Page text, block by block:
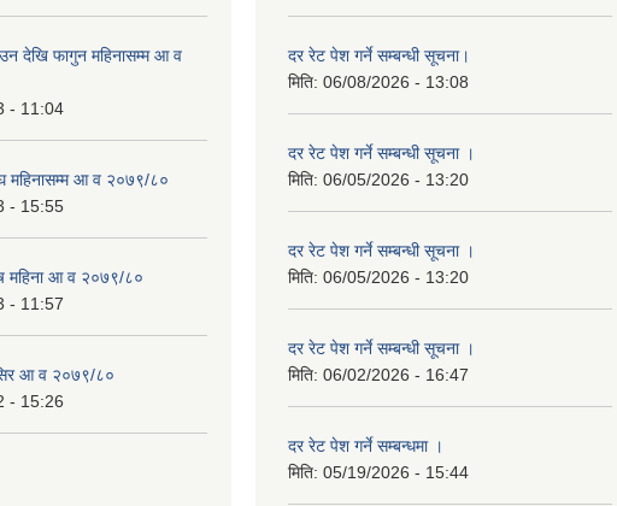
देखि फागुन महिनासम्म आ व
- 11:04
महिनासम्म आ व २०७९/८०
- 15:55
महिना आ व २०७९/८०
- 11:57
आ व २०७९/८०
- 15:26
दर रेट पेश गर्ने सम्बन्धी सूचना।
मिति: 06/08/2026 - 13:08
दर रेट पेश गर्ने सम्बन्धी सूचना ।
मिति: 06/05/2026 - 13:20
दर रेट पेश गर्ने सम्बन्धी सूचना ।
मिति: 06/05/2026 - 13:20
दर रेट पेश गर्ने सम्बन्धी सूचना ।
मिति: 06/02/2026 - 16:47
दर रेट पेश गर्ने सम्बन्धमा ।
मिति: 05/19/2026 - 15:44